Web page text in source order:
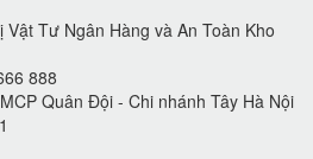
Vật Tư Ngân Hàng và An Toàn Kho
888
Quân Đội - Chi nhánh Tây Hà Nội